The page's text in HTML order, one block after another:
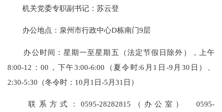
机关党委专职副书记：苏云登
办公地点：泉州市行政中心D栋南门9层
办公时间： 星期一至星期五（法定节假日除外），上午
8:00-12：00，下午3:00-6:00（夏令时:6月1日-9月30日）、
2:30-5:30（冬令时：10月1日-5月31日）
联系方式：0595-28282815（办公室） 0595-